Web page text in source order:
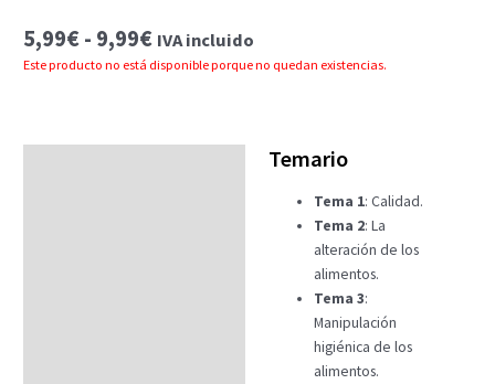
5,99€- 9,99€Rango
de
IVA incluido
Este producto no está disponible porque no quedan existencias.
Temario
Tema 1: Calidad.
Tema 2: La
alteración de los
alimentos.
Tema 3:
Manipulación
higiénica de los
alimentos.